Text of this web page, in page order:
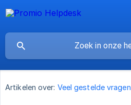
Artikelen over: Veel gestelde vragen